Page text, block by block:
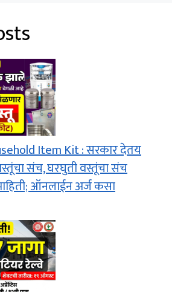
Item Kit : सरकार देतय
संच, घरघुती वस्तूंचा संच
ऑनलाईन अर्ज कसा